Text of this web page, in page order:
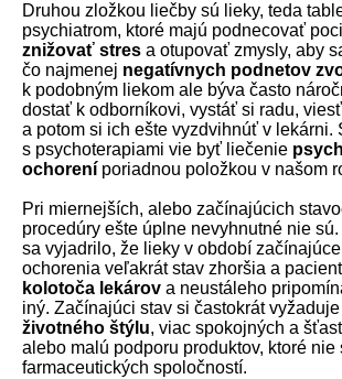
Druhou zložkou liečby sú lieky, teda
psychiatrom, ktoré majú podnecovať
znižovať stres a otupovať zmysly, aby
čo najmenej negatívnych podnetov
k podobným liekom ale býva často
dostať k odborníkovi, vystáť si radu,
a potom si ich ešte vyzdvihnúť v lekárni.
s psychoterapiami vie byť liečenie
ochorení poriadnou položkou v našom
Pri miernejších, alebo začínajúcich
procedúry ešte úplne nevyhnutné nie
sa vyjadrilo, že lieky v období
ochorenia veľakrát stav zhoršia a
kolotoča lekárov a neustáleho
iný. Začínajúci stav si častokrát
životného štýlu, viac spokojných a
alebo malú podporu produktov, ktoré nie
farmaceutických spoločností.